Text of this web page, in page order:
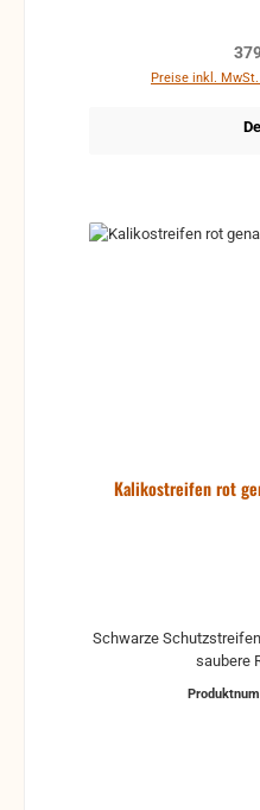
Preise inkl.
Kalikostreifen rot
Schwarze Schutzstreifen für Bälge
saubere